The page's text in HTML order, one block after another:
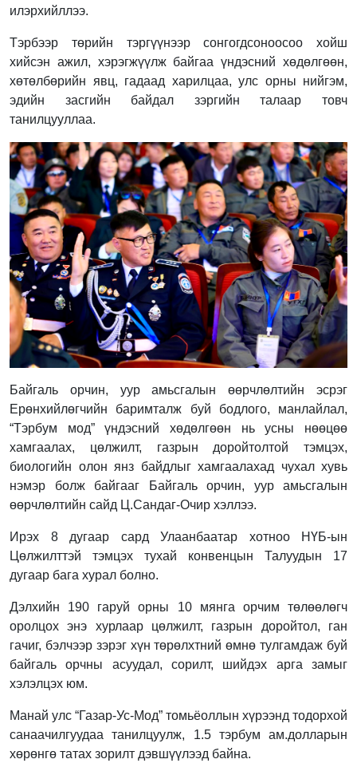
илэрхийллээ.
Тэрбээр төрийн тэргүүнээр сонгогдсоноосоо хойш
хийсэн ажил, хэрэгжүүлж байгаа үндэсний хөдөлгөөн,
хөтөлбөрийн явц, гадаад харилцаа, улс орны нийгэм,
эдийн засгийн байдал зэргийн талаар товч
танилцууллаа.
Байгаль орчин, уур амьсгалын өөрчлөлтийн эсрэг
Ерөнхийлөгчийн баримталж буй бодлого, манлайлал,
“Тэрбум мод” үндэсний хөдөлгөөн нь усны нөөцөө
хамгаалах, цөлжилт, газрын доройтолтой тэмцэх,
биологийн олон янз байдлыг хамгаалахад чухал хувь
нэмэр болж байгааг Байгаль орчин, уур амьсгалын
өөрчлөлтийн сайд Ц.Сандаг-Очир хэллээ.
Ирэх 8 дугаар сард Улаанбаатар хотноо НҮБ-ын
Цөлжилттэй тэмцэх тухай конвенцын Талуудын 17
дугаар бага хурал болно.
Дэлхийн 190 гаруй орны 10 мянга орчим төлөөлөгч
оролцох энэ хурлаар цөлжилт, газрын доройтол, ган
гачиг, бэлчээр зэрэг хүн төрөлхтний өмнө тулгамдаж буй
байгаль орчны асуудал, сорилт, шийдэх арга замыг
хэлэлцэх юм.
Манай улс “Газар-Ус-Мод” томьёоллын хүрээнд тодорхой
санаачилгуудаа танилцуулж, 1.5 тэрбум ам.долларын
хөрөнгө татах зорилт дэвшүүлээд байна.